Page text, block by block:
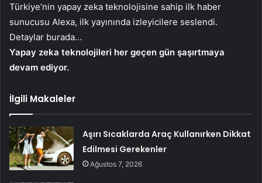
Türkiye’nin yapay zeka teknolojisine sahip ilk haber
sunucusu Alexa, ilk yayınında izleyicilere seslendi.
Detaylar burada…
Yapay zeka teknolojileri her geçen gün şaşırtmaya
devam ediyor.
İlgili Makaleler
Aşırı Sıcaklarda Araç Kullanırken Dikkat
Edilmesi Gerekenler
Ağustos 7, 2026